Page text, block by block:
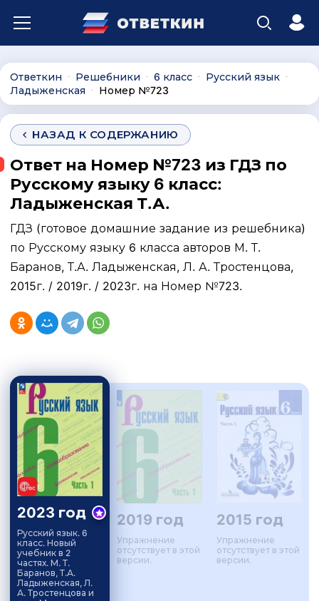
Ответкин ∙ Решебники ∙ 6 класс ∙ Русский язык ∙
Ладыженская ∙ Номер №723
НАЗАД К СОДЕРЖАНИЮ
Ответ на Номер №723 из ГДЗ по
Русскому языку 6 класс:
Ладыженская Т.А.
ГДЗ (готовое домашние задание из решебника)
по Русскому языку 6 класса авторов М. Т.
Баранов, Т.А. Ладыженская, Л. А. Тростенцова,
2015г. / 2019г. / 2023г. на Номер №723.
2023 год
Русский язык. 6
класс. Новый
учебник в 2
частях. М. Т.
Баранов, Т.А.
Ладыженская, Л.
А. Тростенцова и
2019 год
Упражнение
отсутствует в этой
версии.
2015 год
Упражнение
отсутствует в этой
версии.